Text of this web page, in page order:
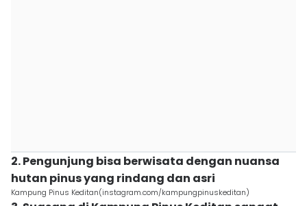
2. Pengunjung bisa berwisata dengan nuansa
hutan pinus yang rindang dan asri
Kampung Pinus Keditan(instagram.com/kampungpinuskeditan)